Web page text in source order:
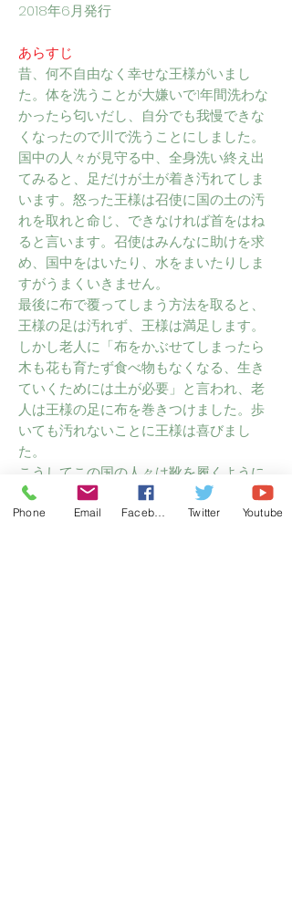
2018年6月発行
あらすじ
昔、何不自由なく幸せな王様がいまし
た。体を洗うことが大嫌いで1年間洗わな
かったら匂いだし、自分でも我慢できな
くなったので川で洗うことにしました。
国中の人々が見守る中、全身洗い終え出
てみると、足だけが土が着き汚れてしま
います。怒った王様は召使に国の土の汚
れを取れと命じ、できなければ首をはね
ると言います。召使はみんなに助けを求
め、国中をはいたり、水をまいたりしま
すがうまくいきません。
最後に布で覆ってしまう方法を取ると、
王様の足は汚れず、王様は満足します。
しかし老人に「布をかぶせてしまったら
木も花も育たず食べ物もなくなる、生き
ていくためには土が必要」と言われ、老
人は王様の足に布を巻きつけました。歩
いても汚れないことに王様は喜びまし
た。
こうしてこの国の人々は靴を履くように
なりました。
Phone Email Twitter Youtube